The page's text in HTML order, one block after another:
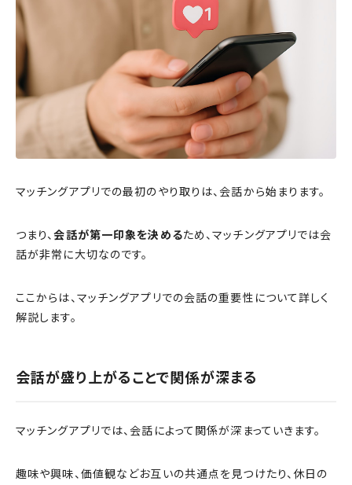
マッチングアプリでの最初のやり取りは、会話から始まります。
つまり、会話が第一印象を決めるため、マッチングアプリでは会
話が非常に大切なのです。
ここからは、マッチングアプリでの会話の重要性について詳しく
解説します。
会話が盛り上がることで関係が深まる
マッチングアプリでは、会話によって関係が深まっていきます。
趣味や興味、価値観などお互いの共通点を見つけたり、休日の